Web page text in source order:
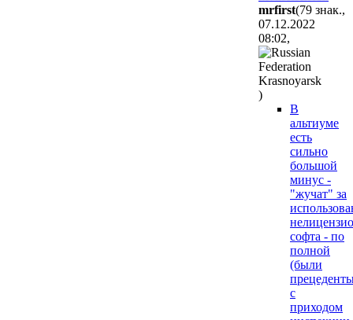
mrfirst(79 знак.,
07.12.2022
08:02,
)
В
альтиуме
есть
сильно
большой
минус -
"жучат" за
софта - по
полной
(были
с
приходом